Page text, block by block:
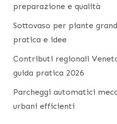
preparazione e qualità
Sottovaso per piante
pratica e idee
Contributi regionali
guida pratica 2026
Parcheggi automatici
urbani efficienti